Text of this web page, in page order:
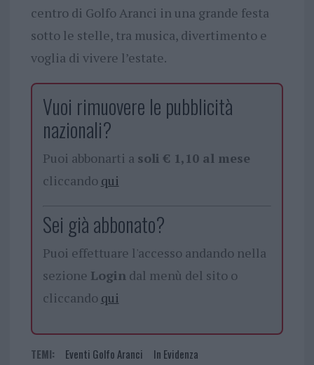
centro di Golfo Aranci in una grande festa
sotto le stelle, tra musica, divertimento e
voglia di vivere l’estate.
Vuoi rimuovere le pubblicità
nazionali?
Puoi abbonarti a soli € 1,10 al mese
cliccando qui
Sei già abbonato?
Puoi effettuare l'accesso andando nella
sezione Login dal menù del sito o
cliccando qui
TEMI: Eventi Golfo Aranci In Evidenza